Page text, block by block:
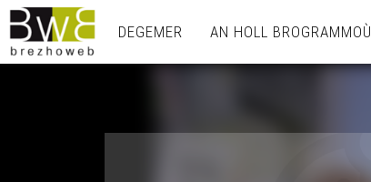
DEGEMER AN HOLL BROGRAMMOÙ